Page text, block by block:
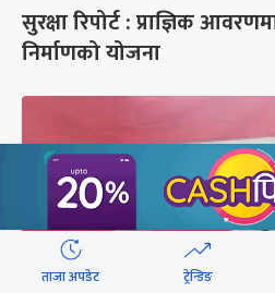
सुरक्षा रिपोर्ट : प्राज्ञिक
निर्माणको योजना
ताजा अपडेट ट्रेन्डिङ